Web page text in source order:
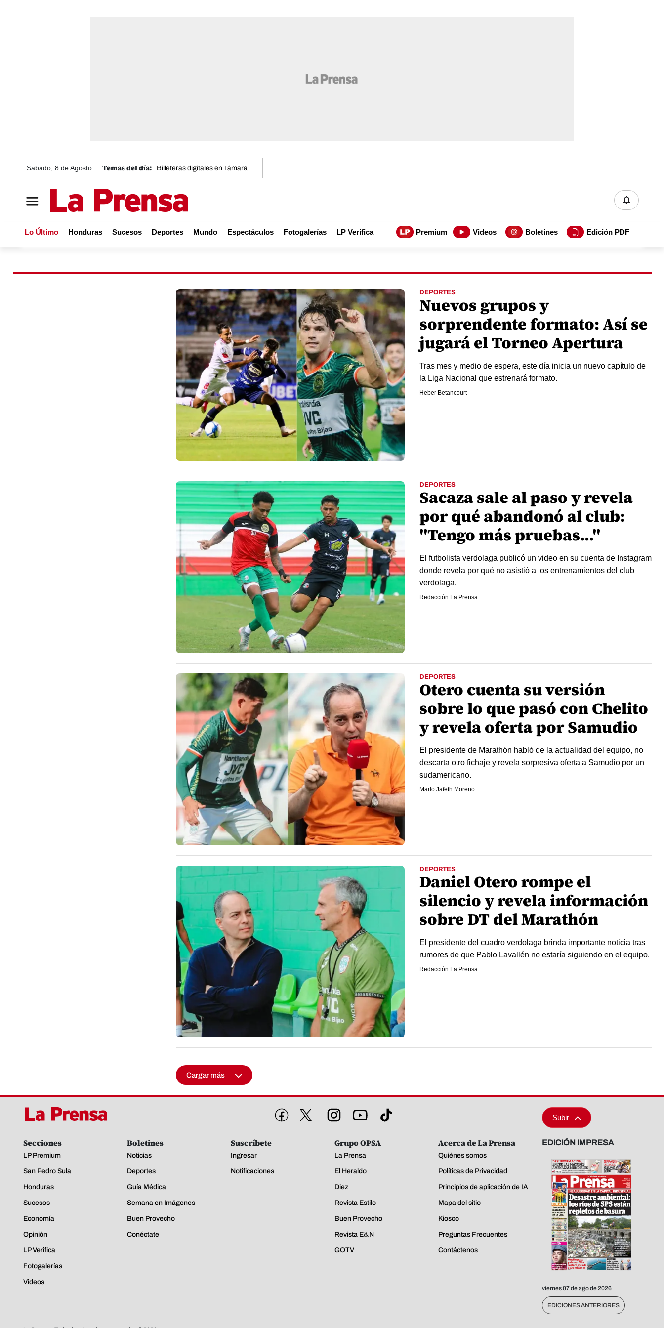
Sábado, 8 de Agosto Billeteras digitales en Támara
Lo Último Honduras Sucesos Deportes Mundo Espectáculos Fotogalerías LP Verifica Premium Videos Boletines Edición PDF
DEPORTES
Nuevos grupos y
sorprendente formato: Así se
jugará el Torneo Apertura
Tras mes y medio de espera, este día inicia un nuevo capítulo de
la Liga Nacional que estrenará formato.
Heber Betancourt
DEPORTES
Sacaza sale al paso y revela
por qué abandonó al club:
"Tengo más pruebas..."
El futbolista verdolaga publicó un video en su cuenta de Instagram
donde revela por qué no asistió a los entrenamientos del club
verdolaga.
Redacción La Prensa
DEPORTES
Otero cuenta su versión
sobre lo que pasó con Chelito
y revela oferta por Samudio
El presidente de Marathón habló de la actualidad del equipo, no
descarta otro fichaje y revela sorpresiva oferta a Samudio por un
sudamericano.
Mario Jafeth Moreno
DEPORTES
Daniel Otero rompe el
silencio y revela información
sobre DT del Marathón
El presidente del cuadro verdolaga brinda importante noticia tras
rumores de que Pablo Lavallén no estaría siguiendo en el equipo.
Redacción La Prensa
Cargar más
Subir
Secciones
LP Premium
San Pedro Sula
Honduras
Sucesos
Economía
Opinión
LP Verifica
Fotogalerías
Videos
Boletines
Noticias
Deportes
Guía Médica
Semana en Imágenes
Buen Provecho
Conéctate
Suscríbete
Ingresar
Notificaciones
Grupo OPSA
La Prensa
El Heraldo
Diez
Revista Estilo
Buen Provecho
Revista E&N
GOTV
Acerca de La Prensa
Quiénes somos
Políticas de Privacidad
Principios de aplicación de IA
Mapa del sitio
Kiosco
Preguntas Frecuentes
Contáctenos
EDICIÓN IMPRESA
viernes 07 de ago de 2026
EDICIONES ANTERIORES